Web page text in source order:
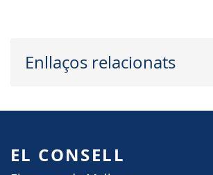
Enllaços relacionats
EL CONSELL